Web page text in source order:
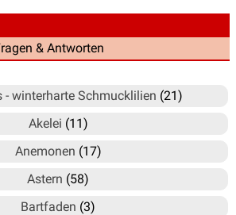
& Antworten
- winterharte Schmucklilien (21)
Akelei (11)
Anemonen (17)
Astern (58)
Bartfaden (3)